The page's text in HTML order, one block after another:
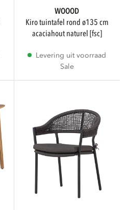
Toon meer
WOOOD
kiro tuintafel rond ø135 cm
acaciahout naturel [fsc]
Levering uit voorraad
Sale